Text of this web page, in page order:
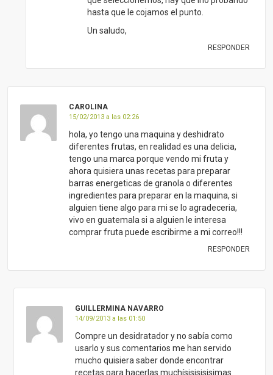
hasta que le cojamos el punto.
Un saludo,
RESPONDER
CAROLINA
15/02/2013 a las 02:26
hola, yo tengo una maquina y deshidrato
diferentes frutas, en realidad es una delicia,
tengo una marca porque vendo mi fruta y
ahora quisiera unas recetas para preparar
barras energeticas de granola o diferentes
ingredientes para preparar en la maquina, si
alguien tiene algo para mi se lo agradeceria,
vivo en guatemala si a alguien le interesa
comprar fruta puede escribirme a mi correo!!!
RESPONDER
GUILLERMINA NAVARRO
14/09/2013 a las 01:50
Compre un desidratador y no sabía como
usarlo y sus comentarios me han servido
mucho quisiera saber donde encontrar
recetas para hacerlas muchísisisisisimas